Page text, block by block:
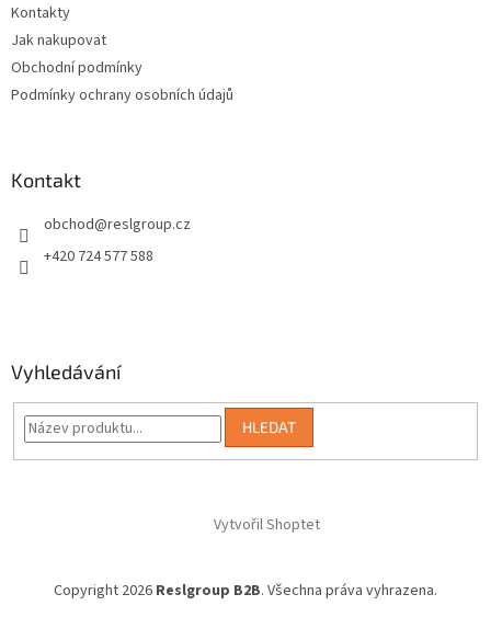
Kontakty
Jak nakupovat
Obchodní podmínky
Podmínky ochrany osobních údajů
Kontakt
obchod@reslgroup.cz
+420 724 577 588
Vyhledávání
HLEDAT
Vytvořil Shoptet
Copyright 2026 Reslgroup B2B. Všechna práva vyhrazena.